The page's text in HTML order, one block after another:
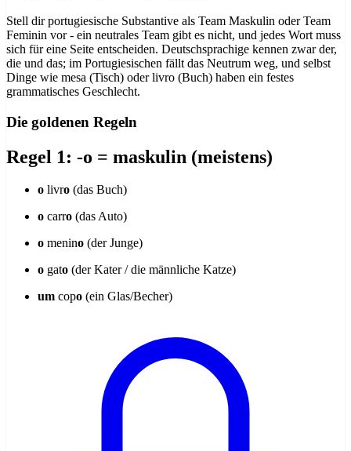
Stell dir portugiesische Substantive als Team Maskulin oder Team
Feminin vor - ein neutrales Team gibt es nicht, und jedes Wort muss
sich für eine Seite entscheiden. Deutschsprachige kennen zwar der,
die und das; im Portugiesischen fällt das Neutrum weg, und selbst
Dinge wie mesa (Tisch) oder livro (Buch) haben ein festes
grammatisches Geschlecht.
Die goldenen Regeln
Regel 1: -o = maskulin (meistens)
o livro (das Buch)
o carro (das Auto)
o menino (der Junge)
o gato (der Kater / die männliche Katze)
um copo (ein Glas/Becher)